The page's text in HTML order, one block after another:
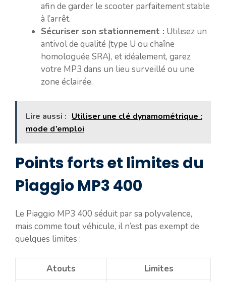
afin de garder le scooter parfaitement stable
à l’arrêt.
Sécuriser son stationnement : Utilisez un
antivol de qualité (type U ou chaîne
homologuée SRA), et idéalement, garez
votre MP3 dans un lieu surveillé ou une
zone éclairée.
Lire aussi : Utiliser une clé dynamométrique :
mode d’emploi
Points forts et limites du
Piaggio MP3 400
Le Piaggio MP3 400 séduit par sa polyvalence,
mais comme tout véhicule, il n’est pas exempt de
quelques limites :
Atouts
Limites